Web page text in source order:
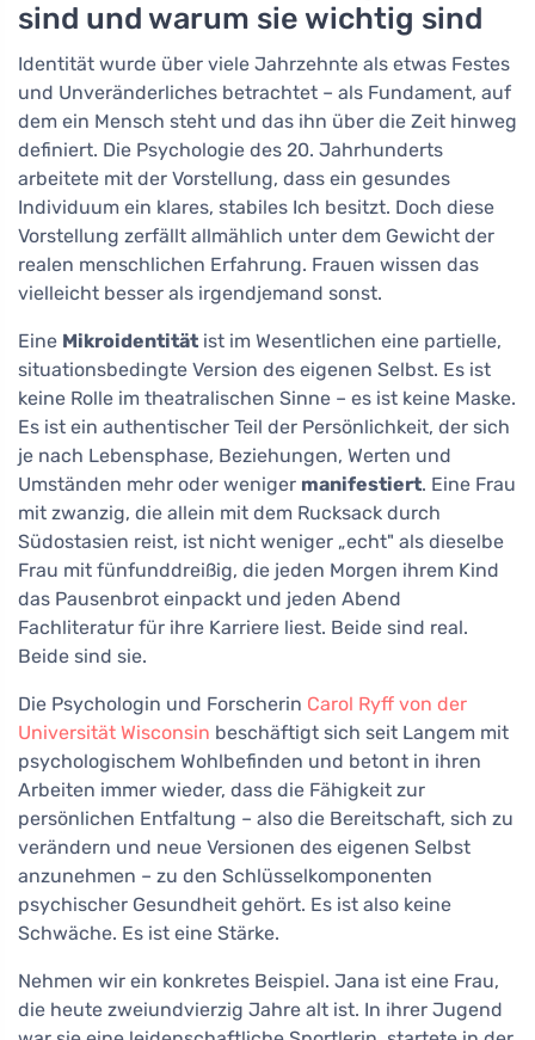
sind und warum sie wichtig sind
Identität wurde über viele Jahrzehnte als etwas Festes
und Unveränderliches betrachtet – als Fundament, auf
dem ein Mensch steht und das ihn über die Zeit hinweg
definiert. Die Psychologie des 20. Jahrhunderts
arbeitete mit der Vorstellung, dass ein gesundes
Individuum ein klares, stabiles Ich besitzt. Doch diese
Vorstellung zerfällt allmählich unter dem Gewicht der
realen menschlichen Erfahrung. Frauen wissen das
vielleicht besser als irgendjemand sonst.
Eine Mikroidentität ist im Wesentlichen eine partielle,
situationsbedingte Version des eigenen Selbst. Es ist
keine Rolle im theatralischen Sinne – es ist keine Maske.
Es ist ein authentischer Teil der Persönlichkeit, der sich
je nach Lebensphase, Beziehungen, Werten und
Umständen mehr oder weniger manifestiert. Eine Frau
mit zwanzig, die allein mit dem Rucksack durch
Südostasien reist, ist nicht weniger „echt" als dieselbe
Frau mit fünfunddreißig, die jeden Morgen ihrem Kind
das Pausenbrot einpackt und jeden Abend
Fachliteratur für ihre Karriere liest. Beide sind real.
Beide sind sie.
Die Psychologin und Forscherin Carol Ryff von der
Universität Wisconsin beschäftigt sich seit Langem mit
psychologischem Wohlbefinden und betont in ihren
Arbeiten immer wieder, dass die Fähigkeit zur
persönlichen Entfaltung – also die Bereitschaft, sich zu
verändern und neue Versionen des eigenen Selbst
anzunehmen – zu den Schlüsselkomponenten
psychischer Gesundheit gehört. Es ist also keine
Schwäche. Es ist eine Stärke.
Nehmen wir ein konkretes Beispiel. Jana ist eine Frau,
die heute zweiundvierzig Jahre alt ist. In ihrer Jugend